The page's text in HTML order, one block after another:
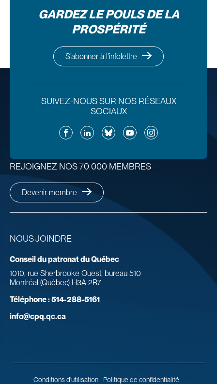
GARDEZ LE POULS DE LA
PROSPÉRITÉ
S’abonner à l’infolettre
SUIVEZ-NOUS SUR NOS RÉSEAUX
SOCIAUX
FacebookLinkedInBlueskyYouTubeInstagram
NOUS JOINDRE
Conseil du patronat du Québec
1010, rue Sherbrooke Ouest, bureau 510
Montréal (Québec) H3A 2R7
Téléphone :514-288-5161
info@cpq.qc.ca
REJOIGNEZ NOS 70 000 MEMBRES
Devenir membre
Conditions d’utilisation Politique de confidentialité